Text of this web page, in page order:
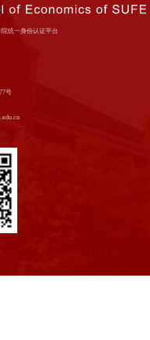
统一身份认证平台
号